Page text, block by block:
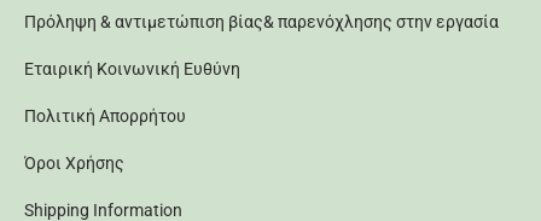
Πρόληψη & αντιμετώπιση βίας& παρενόχλησης στην εργασία
Εταιρική Κοινωνική Ευθύνη
Πολιτική Απορρήτου
Όροι Χρήσης
Shipping Information